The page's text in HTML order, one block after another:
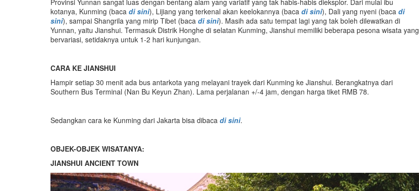
Provinsi Yunnan sangat luas dengan bentang alam yang variatif yang tak habis-habis dieksplor. Dari mulai ibu
kotanya, Kunming (baca di sini), Lijiang yang terkenal akan keelokannya (baca di sini), Dali yang nyeni (baca di
sini), sampai Shangrila yang mirip Tibet (baca di sini). Masih ada satu tempat lagi yang tak boleh dilewatkan di
Yunnan, yaitu Jianshui. Termasuk Distrik Honghe di selatan Kunming, Jianshui memiliki beberapa pesona wisata yang
bervariasi, setidaknya untuk 1-2 hari kunjungan.
CARA KE JIANSHUI
Hampir setiap 30 menit ada bus antarkota yang melayani trayek dari Kunming ke Jianshui. Berangkatnya dari
Southern Bus Terminal (Nan Bu Keyun Zhan). Lama perjalanan +/-4 jam, dengan harga tiket RMB 78.
Sedangkan cara ke Kunming dari Jakarta bisa dibaca di sini.
OBJEK-OBJEK WISATANYA:
JIANSHUI ANCIENT TOWN